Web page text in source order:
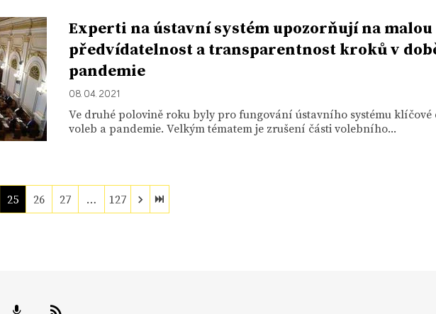
Experti na ústavní systém upozorňují na malou
předvídatelnost a transparentnost kroků v
pandemie
08. 04. 2021
Ve druhé polovině roku byly pro fungování ústavního systému klíčové
voleb a pandemie. Velkým tématem je zrušení části volebního...
25 26 27 … 127